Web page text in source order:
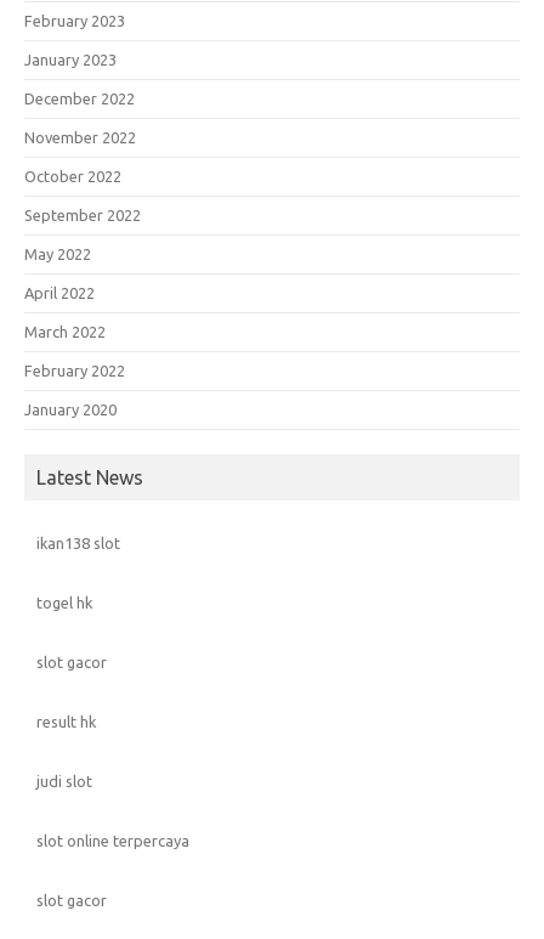
February 2023
January 2023
December 2022
November 2022
October 2022
September 2022
May 2022
April 2022
March 2022
February 2022
January 2020
Latest News
ikan138 slot
togel hk
slot gacor
result hk
judi slot
slot online terpercaya
slot gacor